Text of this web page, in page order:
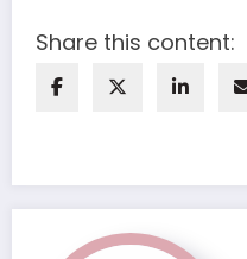
Share this content: